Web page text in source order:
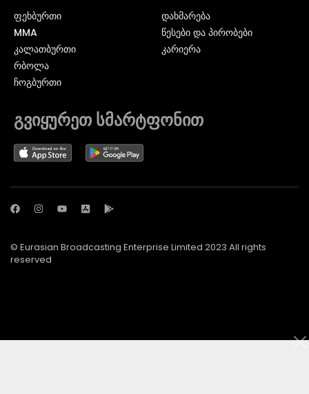
ᲤᲔᲮᲑᲣᲠᲗᲘ
MMA
ᲙᲐᲚᲐᲗᲑᲣᲠᲗᲘ
ᲠᲑᲝᲚᲐ
ᲩᲝᲒᲑᲣᲠᲗᲘ
დახმარება
წესები და პირობები
კარიერა
გვიყურეთ სმარტფონით
© Eurasian Broadcasting Enterprise Limited 2023 All rights
reserved